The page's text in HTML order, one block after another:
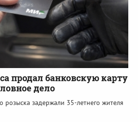
продал банковскую карту
дело
розыска задержали 35-летнего жителя